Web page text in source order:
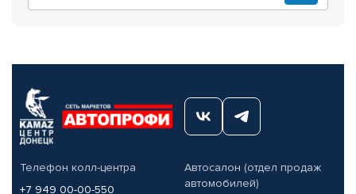
Телефон колл-центра
+7 949 00-00-550
Автосалон (отдел продаж
автомобилей)